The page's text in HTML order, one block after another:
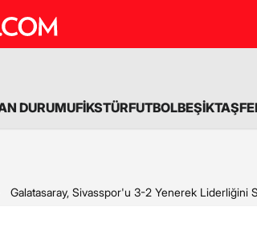
DURUMUFİKSTÜRFUTBOLBEŞİKTAŞ
Galatasaray, Sivasspor'u 3-2 Yenerek Liderliğini